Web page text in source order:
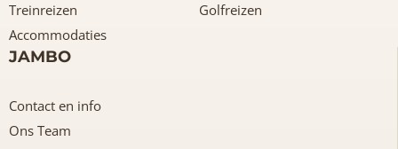
Treinreizen
Golfreizen
Accommodaties
JAMBO
Contact en info
Ons Team